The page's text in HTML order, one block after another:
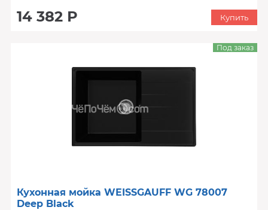
14 382 Р Купить
Кухонная мойка WEISSGAUFF WG 78007
Deep Black
Под заказ